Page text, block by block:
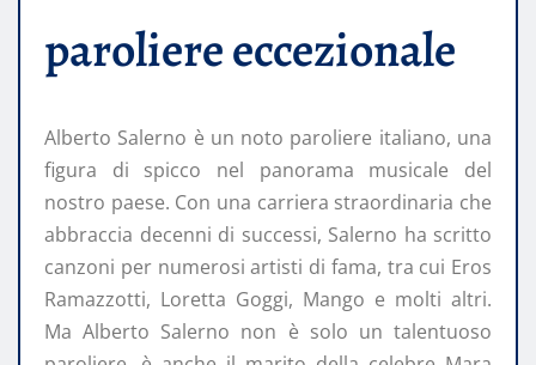
paroliere eccezionale
Alberto Salerno è un noto paroliere italiano, una
figura di spicco nel panorama musicale del
nostro paese. Con una carriera straordinaria che
abbraccia decenni di successi, Salerno ha scritto
canzoni per numerosi artisti di fama, tra cui Eros
Ramazzotti, Loretta Goggi, Mango e molti altri.
Ma Alberto Salerno non è solo un talentuoso